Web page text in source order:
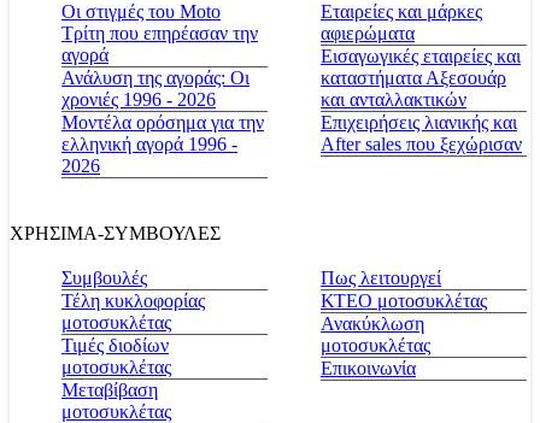
Οι στιγμές του Moto
Τρίτη που επηρέασαν την
αγορά
Ανάλυση της αγοράς: Οι
χρονιές 1996 - 2026
Μοντέλα ορόσημα για την
ελληνική αγορά 1996 -
2026
Εταιρείες και μάρκες
αφιερώματα
Εισαγωγικές εταιρείες και
καταστήματα Αξεσουάρ
και ανταλλακτικών
Επιχειρήσεις λιανικής και
After sales που ξεχώρισαν
ΧΡΗΣΙΜΑ-ΣΥΜΒΟΥΛΕΣ
Συμβουλές
Τέλη κυκλοφορίας
μοτοσυκλέτας
Τιμές διοδίων
μοτοσυκλέτας
Μεταβίβαση
μοτοσυκλέτας
Πως λειτουργεί
ΚΤΕΟ μοτοσυκλέτας
Ανακύκλωση
μοτοσυκλέτας
Επικοινωνία